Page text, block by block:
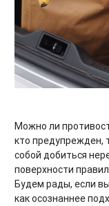
Можно ли
кто предупрежден,
собой добиться
поверхности
Будем рады, если
как осознаннее